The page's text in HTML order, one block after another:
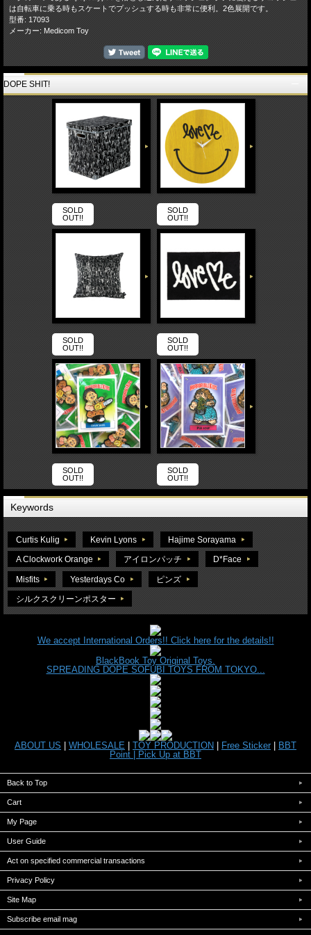
は自転車に乗る時もスケートでプッシュする時も非常に便利。2色展開です。
型番: 17093
メーカー: Medicom Toy
DOPE SHIT!
SOLD
OUT!!
SOLD
OUT!!
SOLD
OUT!!
SOLD
OUT!!
SOLD
OUT!!
SOLD
OUT!!
Keywords
Curtis Kulig Kevin Lyons Hajime Sorayama
A Clockwork Orange アイロンパッチ D*Face
Misfits Yesterdays Co ピンズ
シルクスクリーンポスター
We accept International Orders!! Click here for the details!!
BlackBook Toy Original Toys.
SPREADING DOPE SOFUBI TOYS FROM TOKYO...
ABOUT US WHOLESALE TOY PRODUCTION Free Sticker
BBT
Point |
Pick Up at BBT
Back to Top
Cart
My Page
User Guide
Act on specified commercial transactions
Privacy Policy
Site Map
Subscribe email mag